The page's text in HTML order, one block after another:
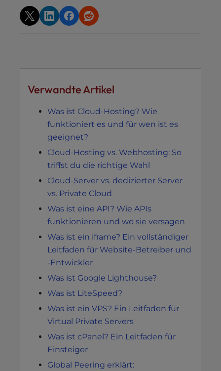
Verwandte Artikel
Was ist Cloud-Hosting? Wie
funktioniert es und für wen ist es
geeignet?
Cloud-Hosting vs. Webhosting: So
triffst du die richtige Wahl
Cloud-Server vs. dedizierter Server
vs. Private Cloud
Was ist eine API? Wie APIs
funktionieren und wo sie versagen
Was ist ein iframe? Ein vollständiger
Leitfaden für Website-Betreiber und
-Entwickler
Was ist Google Lighthouse?
Was ist LiteSpeed?
Was ist ein VPS? Ein Leitfaden für
Virtual Private Servers
Was ist cPanel? Ein Leitfaden für
Einsteiger
Global Peering erklärt: